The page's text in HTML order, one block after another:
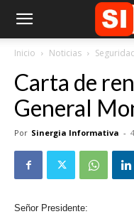
Inicio Noticias
Carta de
General
Por Sinergia Informativa -
Señor Presidente: